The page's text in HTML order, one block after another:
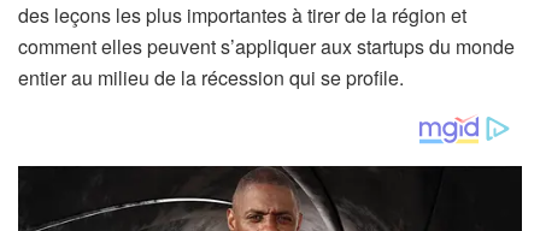
des leçons les plus importantes à tirer de la région et
comment elles peuvent s’appliquer aux startups du monde
entier au milieu de la récession qui se profile.